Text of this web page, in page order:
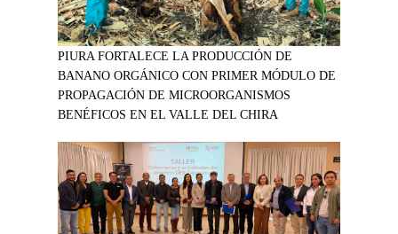
PIURA FORTALECE LA PRODUCCIÓN DE
BANANO ORGÁNICO CON PRIMER MÓDULO DE
PROPAGACIÓN DE MICROORGANISMOS
BENÉFICOS EN EL VALLE DEL CHIRA